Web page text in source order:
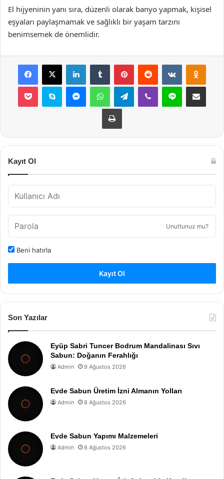
El hijyeninin yanı sıra, düzenli olarak banyo yapmak, kişisel
eşyaları paylaşmamak ve sağlıklı bir yaşam tarzını
benimsemek de önemlidir.
Facebook
X LinkedInTumblr PinterestReddit VKontakte
Pocket Skype MessengerWhatsAppTelegramViber Line E-Posta ile
Yazdır
Kayıt Ol
Unuttunuz mu?
Beni hatırla
Kayıt Ol
Son Yazılar
Eyüp Sabri Tuncer Bodrum Mandalinası Sıvı
Sabun: Doğanın Ferahlığı
Admin 9 Ağustos 2026
Evde Sabun Üretim İzni Almanın Yolları
Admin 8 Ağustos 2026
Evde Sabun Yapımı Malzemeleri
Admin 8 Ağustos 2026